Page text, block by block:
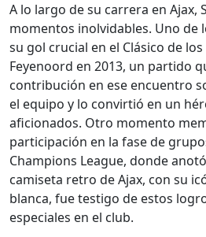
A lo largo de su carrera en Ajax,
momentos inolvidables. Uno de
su gol crucial en el Clásico de
Feyenoord en 2013, un partido
contribución en ese encuentro
el equipo y lo convirtió en un
aficionados. Otro momento
participación en la fase de
Champions League, donde
camiseta retro de Ajax, con su
blanca, fue testigo de estos
especiales en el club.